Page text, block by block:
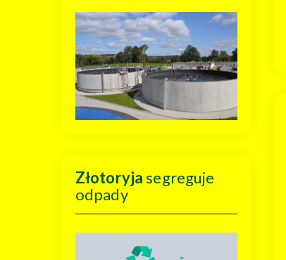
Złotoryjasegreguje
odpady